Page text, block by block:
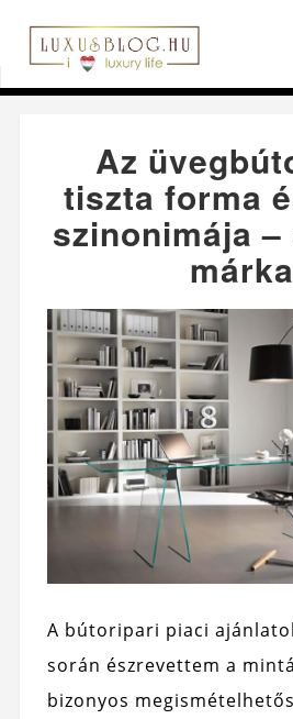
Kezdőlap»Producerek
Az
forma és dizájn szinonimája
Az
tiszta forma
szinonimája –
márka
A bútoripari piaci
során észrevettem a
bizonyos